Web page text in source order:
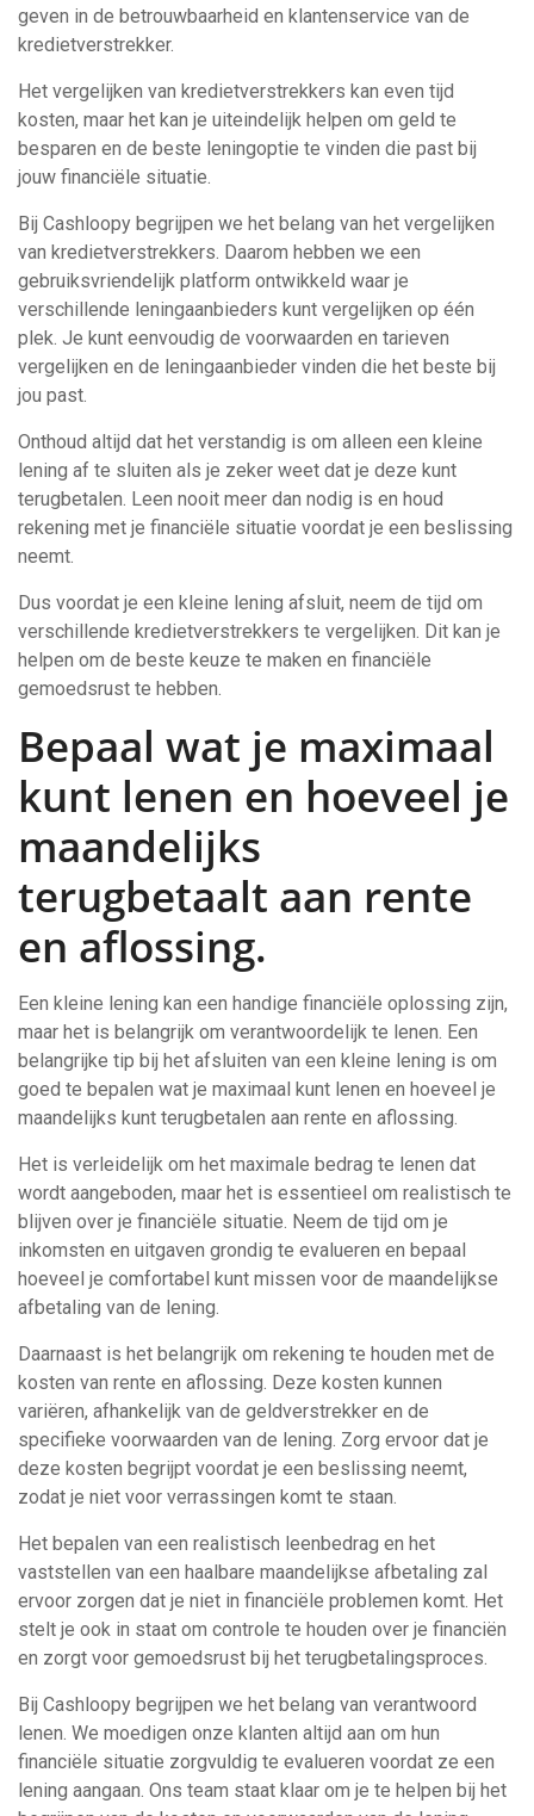
geven in de betrouwbaarheid en klantenservice van de
kredietverstrekker.
Het vergelijken van kredietverstrekkers kan even tijd
kosten, maar het kan je uiteindelijk helpen om geld te
besparen en de beste leningoptie te vinden die past bij
jouw financiële situatie.
Bij Cashloopy begrijpen we het belang van het vergelijken
van kredietverstrekkers. Daarom hebben we een
gebruiksvriendelijk platform ontwikkeld waar je
verschillende leningaanbieders kunt vergelijken op één
plek. Je kunt eenvoudig de voorwaarden en tarieven
vergelijken en de leningaanbieder vinden die het beste bij
jou past.
Onthoud altijd dat het verstandig is om alleen een kleine
lening af te sluiten als je zeker weet dat je deze kunt
terugbetalen. Leen nooit meer dan nodig is en houd
rekening met je financiële situatie voordat je een beslissing
neemt.
Dus voordat je een kleine lening afsluit, neem de tijd om
verschillende kredietverstrekkers te vergelijken. Dit kan je
helpen om de beste keuze te maken en financiële
gemoedsrust te hebben.
Bepaal wat je maximaal
kunt lenen en hoeveel je
maandelijks
terugbetaalt aan rente
en aflossing.
Een kleine lening kan een handige financiële oplossing zijn,
maar het is belangrijk om verantwoordelijk te lenen. Een
belangrijke tip bij het afsluiten van een kleine lening is om
goed te bepalen wat je maximaal kunt lenen en hoeveel je
maandelijks kunt terugbetalen aan rente en aflossing.
Het is verleidelijk om het maximale bedrag te lenen dat
wordt aangeboden, maar het is essentieel om realistisch te
blijven over je financiële situatie. Neem de tijd om je
inkomsten en uitgaven grondig te evalueren en bepaal
hoeveel je comfortabel kunt missen voor de maandelijkse
afbetaling van de lening.
Daarnaast is het belangrijk om rekening te houden met de
kosten van rente en aflossing. Deze kosten kunnen
variëren, afhankelijk van de geldverstrekker en de
specifieke voorwaarden van de lening. Zorg ervoor dat je
deze kosten begrijpt voordat je een beslissing neemt,
zodat je niet voor verrassingen komt te staan.
Het bepalen van een realistisch leenbedrag en het
vaststellen van een haalbare maandelijkse afbetaling zal
ervoor zorgen dat je niet in financiële problemen komt. Het
stelt je ook in staat om controle te houden over je financiën
en zorgt voor gemoedsrust bij het terugbetalingsproces.
Bij Cashloopy begrijpen we het belang van verantwoord
lenen. We moedigen onze klanten altijd aan om hun
financiële situatie zorgvuldig te evalueren voordat ze een
lening aangaan. Ons team staat klaar om je te helpen bij het